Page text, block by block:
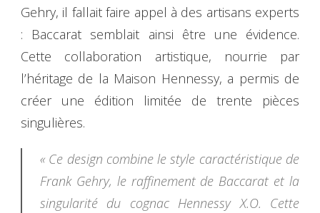
Gehry, il fallait faire appel à des artisans experts
: Baccarat semblait ainsi être une évidence.
Cette collaboration artistique, nourrie par
l’héritage de la Maison Hennessy, a permis de
créer une édition limitée de trente pièces
singulières.
« Ce design combine le style caractéristique de
Frank Gehry, le raffinement de Baccarat et la
singularité du cognac Hennessy X.O. Cette